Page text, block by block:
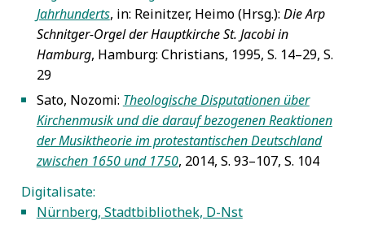
Jahrhunderts, in: Reinitzer, Heimo (Hrsg.): Die Arp
Schnitger-Orgel der Hauptkirche St. Jacobi in
Hamburg, Hamburg: Christians, 1995, S. 14–29, S.
29
5 Sato, Nozomi: Theologische Disputationen über
Kirchenmusik und die darauf bezogenen Reaktionen
der Musiktheorie im protestantischen Deutschland
zwischen 1650 und 1750, 2014, S. 93–107, S. 104
Digitalisate:
5 Nürnberg, Stadtbibliothek, D-Nst